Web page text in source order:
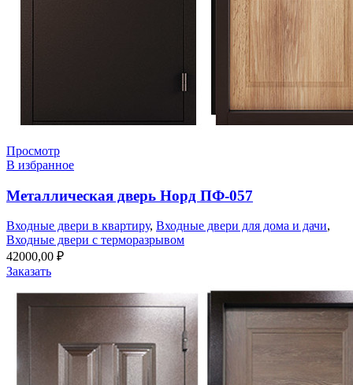
Просмотр
В избранное
Металлическая дверь Норд ПФ-057
Входные двери в квартиру, Входные двери для дома и дачи,
Входные двери с терморазрывом
42000,00 ₽
Заказать